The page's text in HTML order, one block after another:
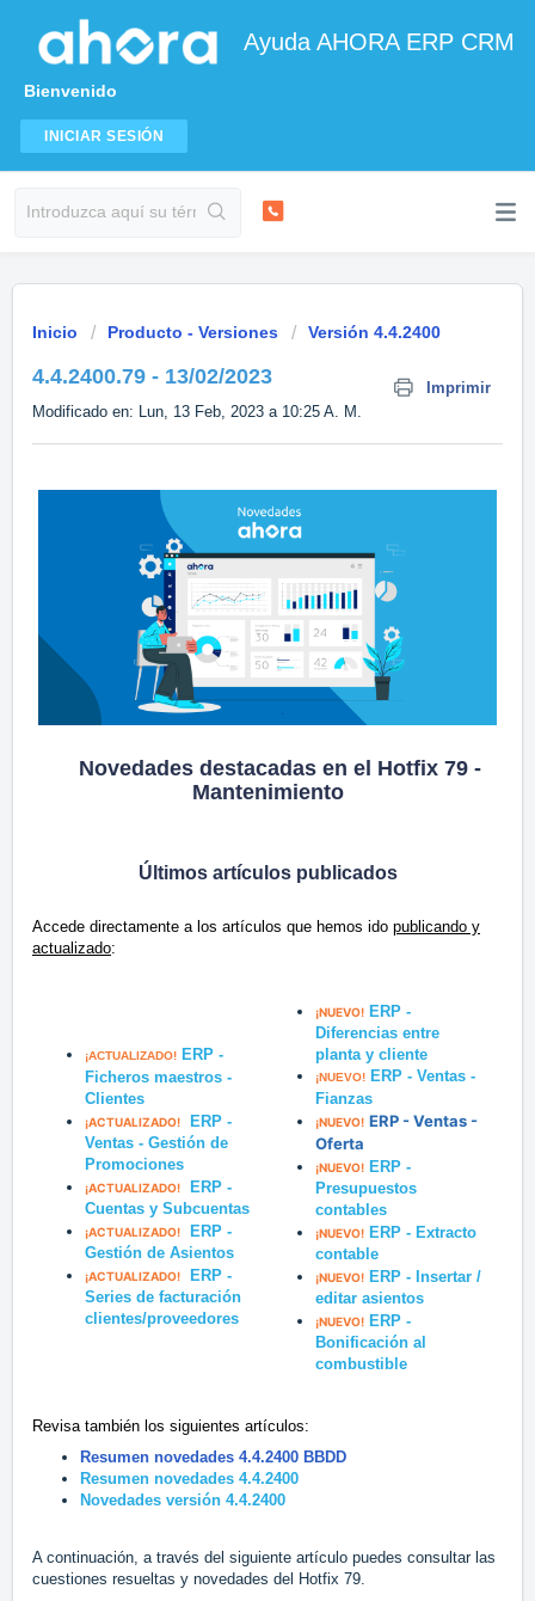
Ayuda AHORA ERP CRM
Bienvenido
INICIAR SESIÓN
Inicio Producto - Versiones Versión 4.4.2400
4.4.2400.79 - 13/02/2023
Imprimir
Modificado en: Lun, 13 Feb, 2023 a 10:25 A. M.
Novedades destacadas en el Hotfix 79 -
Mantenimiento
Últimos artículos publicados
Accede directamente a los artículos que hemos ido publicando y
actualizado:
¡ACTUALIZADO! ERP -
Ficheros maestros -
Clientes
¡ACTUALIZADO!
ERP -
Ventas - Gestión de
Promociones
¡ACTUALIZADO!
ERP -
Cuentas y Subcuentas
¡ACTUALIZADO!
ERP -
Gestión de Asientos
¡ACTUALIZADO!
ERP -
Series de facturación
clientes/proveedores
¡NUEVO! ERP -
Diferencias entre
planta y cliente
¡NUEVO! ERP - Ventas -
Fianzas
¡NUEVO! ERP - Ventas -
Oferta
¡NUEVO! ERP -
Presupuestos
contables
¡NUEVO! ERP - Extracto
contable
¡NUEVO! ERP - Insertar /
editar asientos
¡NUEVO! ERP -
Bonificación al
combustible
Revisa también los siguientes artículos:
Resumen novedades 4.4.2400 BBDD
Resumen novedades 4.4.2400
Novedades versión 4.4.2400
A continuación, a través del siguiente artículo puedes consultar las
cuestiones resueltas y novedades del Hotfix 79.